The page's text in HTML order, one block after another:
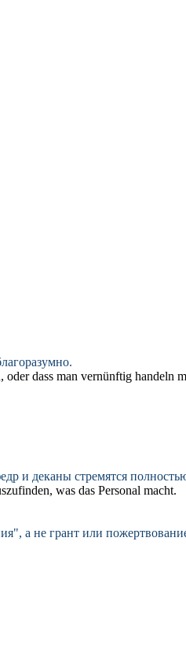
oder dass man vernünftig handeln
и деканы стремятся
was das Personal macht.
а не грант или